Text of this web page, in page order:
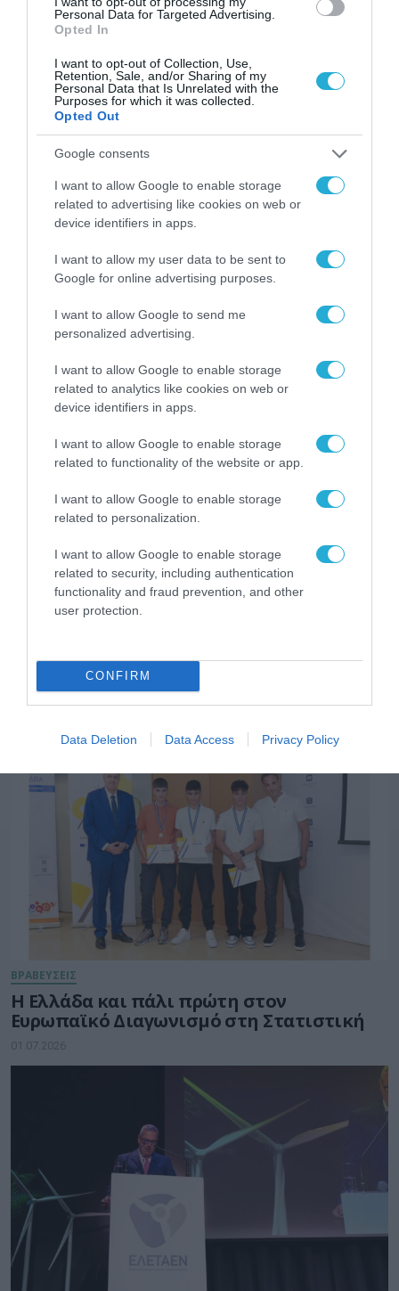
Personal Data for Targeted Advertising.
Opted In
I want to opt-out of Collection, Use,
Retention, Sale, and/or Sharing of my
Personal Data that Is Unrelated with the
Purposes for which it was collected.
Opted Out
Google consents
I want to allow Google to enable storage
related to advertising like cookies on web or
device identifiers in apps.
I want to allow my user data to be sent to
Google for online advertising purposes.
I want to allow Google to send me
personalized advertising.
I want to allow Google to enable storage
related to analytics like cookies on web or
device identifiers in apps.
I want to allow Google to enable storage
related to functionality of the website or app.
I want to allow Google to enable storage
related to personalization.
I want to allow Google to enable storage
related to security, including authentication
functionality and fraud prevention, and other
user protection.
CONFIRM
Data Deletion Data Access Privacy Policy
ΒΡΑΒΕΥΣΕΙΣ
ΕΚΔΗΛΩΣΕΙΣ
Η μαθητική startup «Enalion» στο
Προεδρικό Μέγαρο μετά τη διάκριση στο
Οι επαγγελματικοί εκτυπωτές της Canon
σαρώνουν στα Red Dot Design Awards
ΒΡΑΒΕΥΣΕΙΣ
Η Ελλάδα και πάλι πρώτη στον
Ευρωπαϊκό Διαγωνισμό στη Στατιστική
01.07.2026